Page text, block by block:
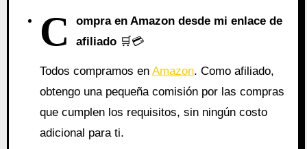
C
ompra en Amazon desde mi enlace de
afiliado 🛒💳
Todos compramos enAmazon. Como afiliado,
obtengo una pequeña comisión por las compras
que cumplen los requisitos, sin ningún costo
adicional para ti.